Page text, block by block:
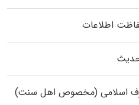
اطلاعات
اسلامی (مخصوص اهل سنت)